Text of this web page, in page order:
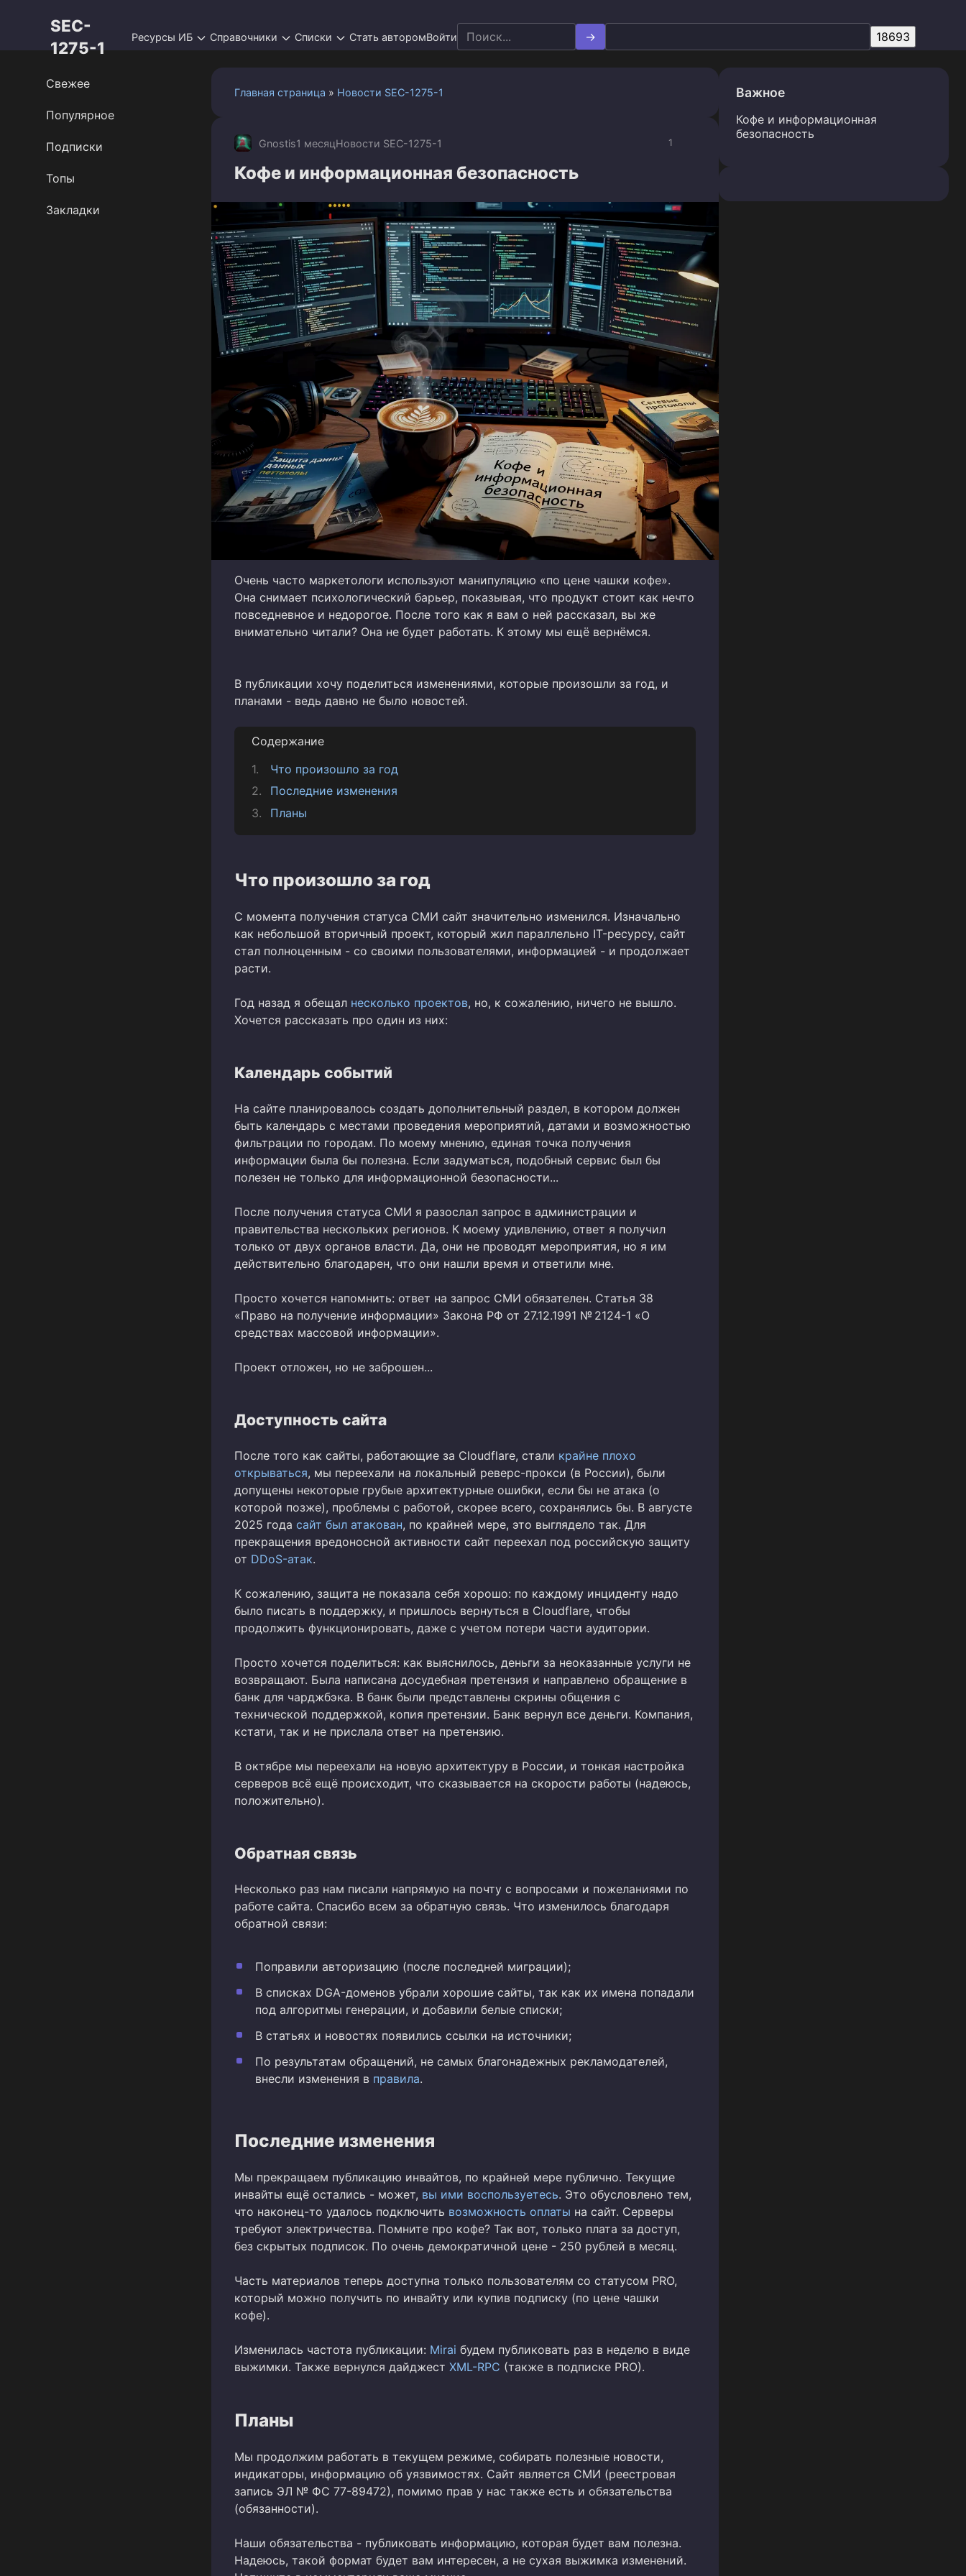
SEC-
1275-1
Ресурсы ИБ Справочники Списки Стать авторомВойти
Search
for:
Главная страница » Новости SEC-1275-1
1
Gnostis1 месяцНовости SEC-1275-1
Кофе и информационная безопасность
Очень часто маркетологи используют манипуляцию «по цене чашки кофе».
Она снимает психологический барьер, показывая, что продукт стоит как нечто
повседневное и недорогое. После того как я вам о ней рассказал, вы же
внимательно читали? Она не будет работать. К этому мы ещё вернёмся.
В публикации хочу поделиться изменениями, которые произошли за год, и
планами - ведь давно не было новостей.
Содержание
Что произошло за год
Последние изменения
Планы
Что произошло за год
С момента получения статуса СМИ сайт значительно изменился. Изначально
как небольшой вторичный проект, который жил параллельно IT-ресурсу, сайт
стал полноценным - со своими пользователями, информацией - и продолжает
расти.
Год назад я обещал несколько проектов, но, к сожалению, ничего не вышло.
Хочется рассказать про один из них:
Календарь событий
На сайте планировалось создать дополнительный раздел, в котором должен
быть календарь с местами проведения мероприятий, датами и возможностью
фильтрации по городам. По моему мнению, единая точка получения
информации была бы полезна. Если задуматься, подобный сервис был бы
полезен не только для информационной безопасности...
После получения статуса СМИ я разослал запрос в администрации и
правительства нескольких регионов. К моему удивлению, ответ я получил
только от двух органов власти. Да, они не проводят мероприятия, но я им
действительно благодарен, что они нашли время и ответили мне.
Просто хочется напомнить: ответ на запрос СМИ обязателен. Статья 38
«Право на получение информации» Закона РФ от 27.12.1991 № 2124-1 «О
средствах массовой информации».
Проект отложен, но не заброшен...
Доступность сайта
После того как сайты, работающие за Cloudflare, стали крайне плохо
открываться, мы переехали на локальный реверс-прокси (в России), были
допущены некоторые грубые архитектурные ошибки, если бы не атака (о
которой позже), проблемы с работой, скорее всего, сохранялись бы. В августе
2025 года сайт был атакован, по крайней мере, это выглядело так. Для
прекращения вредоносной активности сайт переехал под российскую защиту
от DDoS-атак.
К сожалению, защита не показала себя хорошо: по каждому инциденту надо
было писать в поддержку, и пришлось вернуться в Cloudflare, чтобы
продолжить функционировать, даже с учетом потери части аудитории.
Просто хочется поделиться: как выяснилось, деньги за неоказанные услуги не
возвращают. Была написана досудебная претензия и направлено обращение в
банк для чарджбэка. В банк были представлены скрины общения с
технической поддержкой, копия претензии. Банк вернул все деньги. Компания,
кстати, так и не прислала ответ на претензию.
В октябре мы переехали на новую архитектуру в России, и тонкая настройка
серверов всё ещё происходит, что сказывается на скорости работы (надеюсь,
положительно).
Обратная связь
Несколько раз нам писали напрямую на почту с вопросами и пожеланиями по
работе сайта. Спасибо всем за обратную связь. Что изменилось благодаря
обратной связи:
Поправили авторизацию (после последней миграции);
В списках DGA-доменов убрали хорошие сайты, так как их имена попадали
под алгоритмы генерации, и добавили белые списки;
В статьях и новостях появились ссылки на источники;
По результатам обращений, не самых благонадежных рекламодателей,
внесли изменения в правила.
Последние изменения
Мы прекращаем публикацию инвайтов, по крайней мере публично. Текущие
инвайты ещё остались - может, вы ими воспользуетесь. Это обусловлено тем,
что наконец-то удалось подключить возможность оплаты на сайт. Серверы
требуют электричества. Помните про кофе? Так вот, только плата за доступ,
без скрытых подписок. По очень демократичной цене - 250 рублей в месяц.
Часть материалов теперь доступна только пользователям со статусом PRO,
который можно получить по инвайту или купив подписку (по цене чашки
кофе).
Изменилась частота публикации: Mirai будем публиковать раз в неделю в виде
выжимки. Также вернулся дайджест XML-RPC (также в подписке PRO).
Планы
Мы продолжим работать в текущем режиме, собирать полезные новости,
индикаторы, информацию об уязвимостях. Сайт является СМИ (реестровая
запись ЭЛ № ФС 77-89472), помимо прав у нас также есть и обязательства
(обязанности).
Наши обязательства - публиковать информацию, которая будет вам полезна.
Надеюсь, такой формат будет вам интересен, а не сухая выжимка изменений.
Свежее
Популярное
Подписки
Топы
Закладки
Важное
Кофе и информационная
безопасность